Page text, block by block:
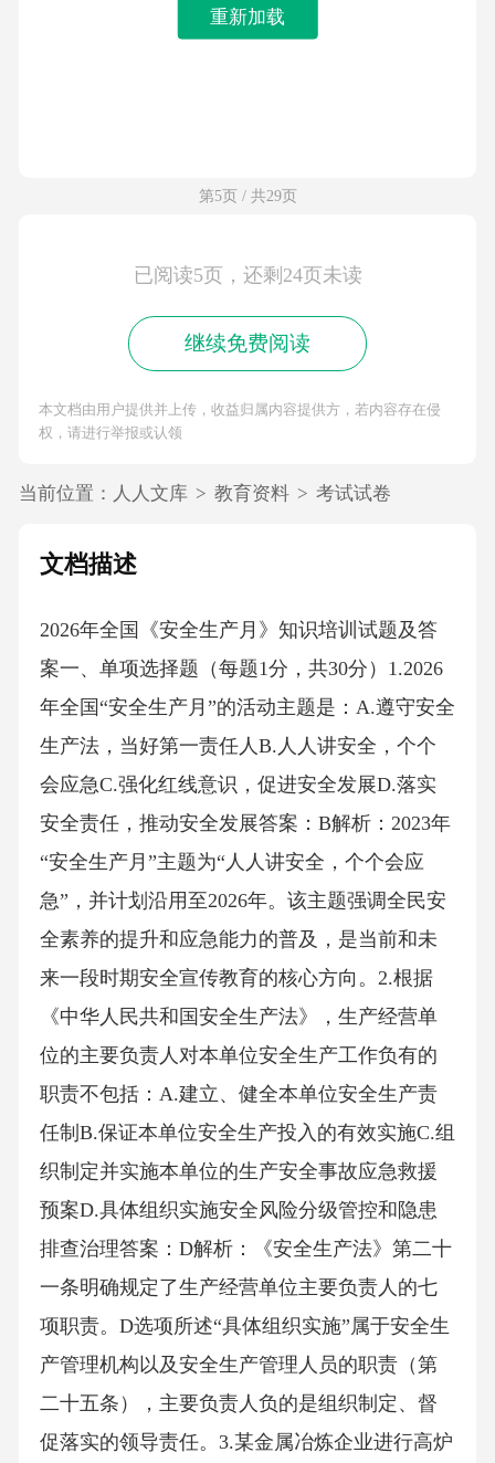
重新加载
第5页 / 共29页
已阅读5页，还剩24页未读
继续免费阅读
本文档由用户提供并上传，收益归属内容提供方，若内容存在侵
权，请进行举报或认领
当前位置： 人人文库 > 教育资料 > 考试试卷
文档描述
2026年全国《安全生产月》知识培训试题及答
案一、单项选择题（每题1分，共30分）1.2026
年全国“安全生产月”的活动主题是：A.遵守安全
生产法，当好第一责任人B.人人讲安全，个个
会应急C.强化红线意识，促进安全发展D.落实
安全责任，推动安全发展答案：B解析：2023年
“安全生产月”主题为“人人讲安全，个个会应
急”，并计划沿用至2026年。该主题强调全民安
全素养的提升和应急能力的普及，是当前和未
来一段时期安全宣传教育的核心方向。2.根据
《中华人民共和国安全生产法》，生产经营单
位的主要负责人对本单位安全生产工作负有的
职责不包括：A.建立、健全本单位安全生产责
任制B.保证本单位安全生产投入的有效实施C.组
织制定并实施本单位的生产安全事故应急救援
预案D.具体组织实施安全风险分级管控和隐患
排查治理答案：D解析：《安全生产法》第二十
一条明确规定了生产经营单位主要负责人的七
项职责。D选项所述“具体组织实施”属于安全生
产管理机构以及安全生产管理人员的职责（第
二十五条），主要负责人负的是组织制定、督
促落实的领导责任。3.某金属冶炼企业进行高炉